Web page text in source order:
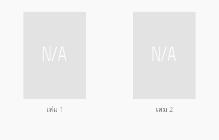
เล่ม 1 เล่ม 2